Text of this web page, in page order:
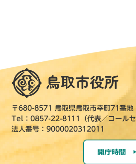
〒680-8571 鳥取県鳥取市幸町71番地
Tel：0857-22-8111（代表／コールセ
法人番号：9000020312011